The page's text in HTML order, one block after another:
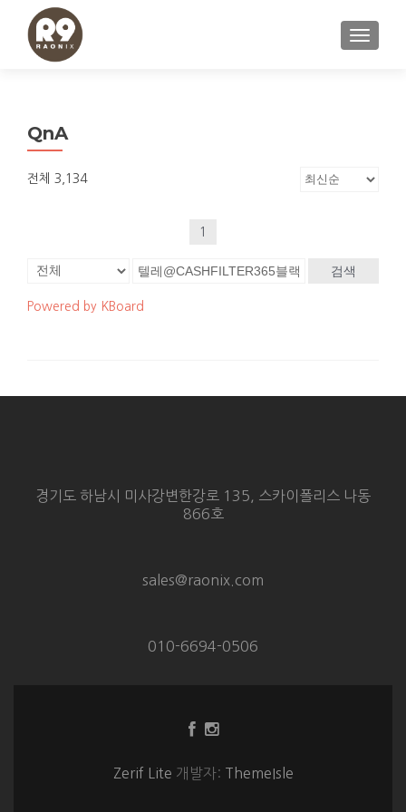
내비게
QnA
전체 3,134
1
검색
Powered by KBoard
경기도 하남시 미사강변한강로 135, 스카이폴리스 나동
866호
sales@raonix.com
010-6694-0506
Facebook
크
Instagram
크
Zerif Lite 개발자: ThemeIsle